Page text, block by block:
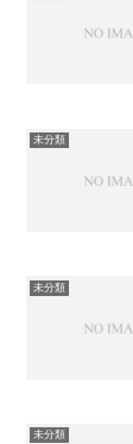
未分類
未分類
未分類